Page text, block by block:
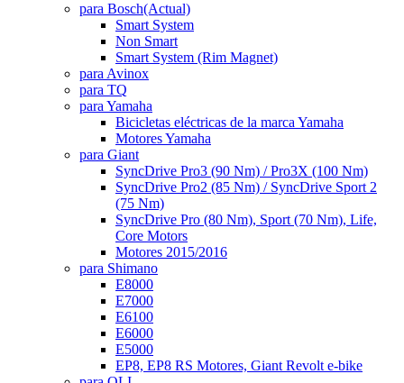
para Bosch(Actual)
Smart System
Non Smart
Smart System (Rim Magnet)
para Avinox
para TQ
para Yamaha
Bicicletas eléctricas de la marca Yamaha
Motores Yamaha
para Giant
SyncDrive Pro3 (90 Nm) / Pro3X (100 Nm)
SyncDrive Pro2 (85 Nm) / SyncDrive Sport 2
(75 Nm)
SyncDrive Pro (80 Nm), Sport (70 Nm), Life,
Core Motors
Motores 2015/2016
para Shimano
E8000
E7000
E6100
E6000
E5000
EP8, EP8 RS Motores, Giant Revolt e-bike